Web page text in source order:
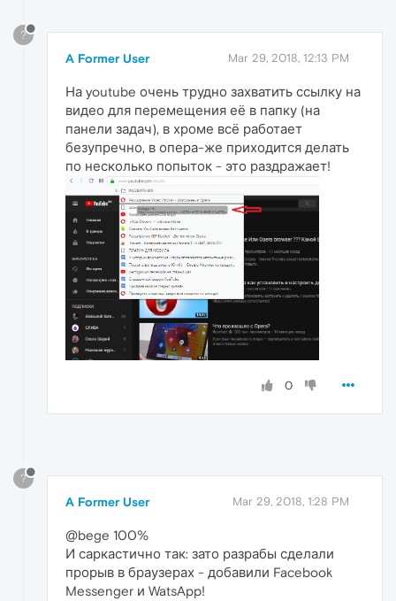
?
A Former User Mar 29, 2018, 12:13 PM
На youtube очень трудно захватить ссылку на
видео для перемещения её в папку (на
панели задач), в хроме всё работает
безупречно, в опера-же приходится делать
по несколько попыток - это раздражает!
0
?
A Former User Mar 29, 2018, 1:28 PM
@bege 100%
И саркастично так: зато разрабы сделали
прорыв в браузерах - добавили Facebook
Messenger и WatsApp!